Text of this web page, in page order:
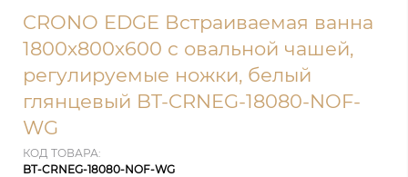
CRONO EDGE Встраиваемая ванна
1800х800х600 с овальной чашей,
регулируемые ножки, белый
глянцевый BT-CRNEG-18080-NOF-
WG
КОД ТОВАРА:
BT-CRNEG-18080-NOF-WG